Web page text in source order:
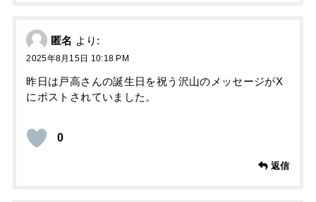
匿名 より:
2025年8月15日 10:18 PM
昨日は戸高さんの誕生日を祝う沢山のメッセージがX
にポストされていました。
0
返信